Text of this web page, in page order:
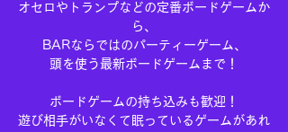
オセロやトランプなどの定番ボードゲームか
ら、
BARならではのパーティーゲーム、
頭を使う最新ボードゲームまで！
ボードゲームの持ち込みも歓迎！
遊び相手がいなくて眠っているゲームがあれ